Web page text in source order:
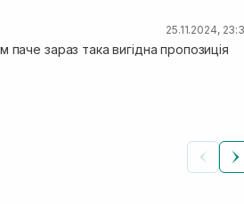
25.11.2024,
зараз така вигідна пропозиція